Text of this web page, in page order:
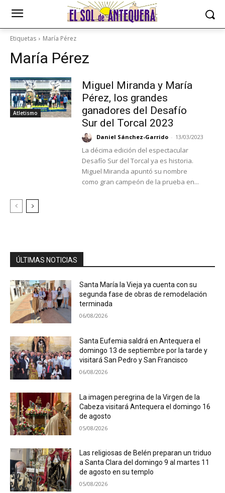
Etiquetas María Pérez
María Pérez
Atletismo
Miguel Miranda y María
Pérez, los grandes
ganadores del Desafío
Sur del Torcal 2023
Daniel Sánchez-Garrido - 13/03/2023
La décima edición del espectacular
Desafío Sur del Torcal ya es historia.
Miguel Miranda apuntó su nombre
como gran campeón de la prueba en...
ÚLTIMAS NOTICIAS
Santa María la Vieja ya cuenta con su
segunda fase de obras de remodelación
terminada
06/08/2026
Santa Eufemia saldrá en Antequera el
domingo 13 de septiembre por la tarde y
visitará San Pedro y San Francisco
06/08/2026
La imagen peregrina de la Virgen de la
Cabeza visitará Antequera el domingo 16
de agosto
05/08/2026
Las religiosas de Belén preparan un triduo
a Santa Clara del domingo 9 al martes 11
de agosto en su templo
05/08/2026